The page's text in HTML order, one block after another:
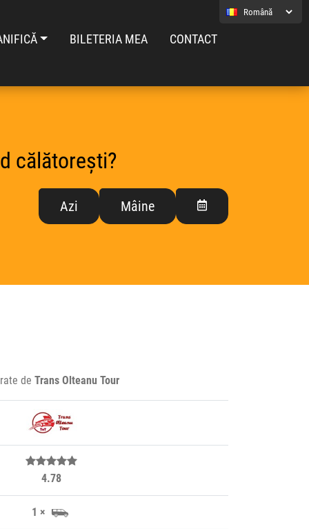
BILETERIA MEA CONTACT
călătorești?
Azi Mâine
de Trans Olteanu Tour
4.78
1 ×